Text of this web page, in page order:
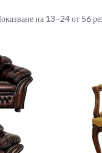
на 13–24 от 56